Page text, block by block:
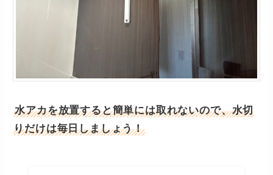
水アカを放置すると簡単には取れないので、水切
りだけは毎日しましょう！